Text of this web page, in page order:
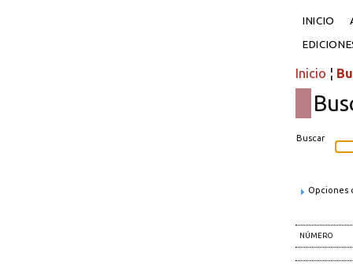
INICIO
Inicio ¦
Buscar
Opciones
NÚMERO